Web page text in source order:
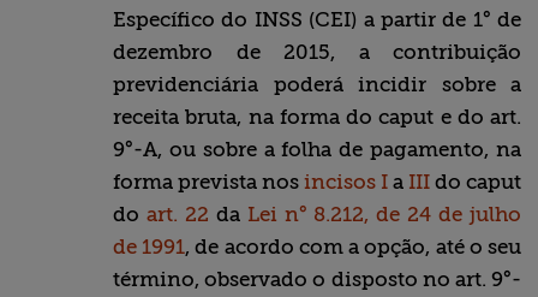
Específico do INSS (CEI) a partir de 1° de
dezembro de 2015, a contribuição
previdenciária poderá incidir sobre a
receita bruta, na forma do caput e do art.
9°-A, ou sobre a folha de pagamento, na
forma prevista nos incisos I a III do caput
do art. 22 da Lei n° 8.212, de 24 de julho
de 1991, de acordo com a opção, até o seu
término, observado o disposto no art. 9°-